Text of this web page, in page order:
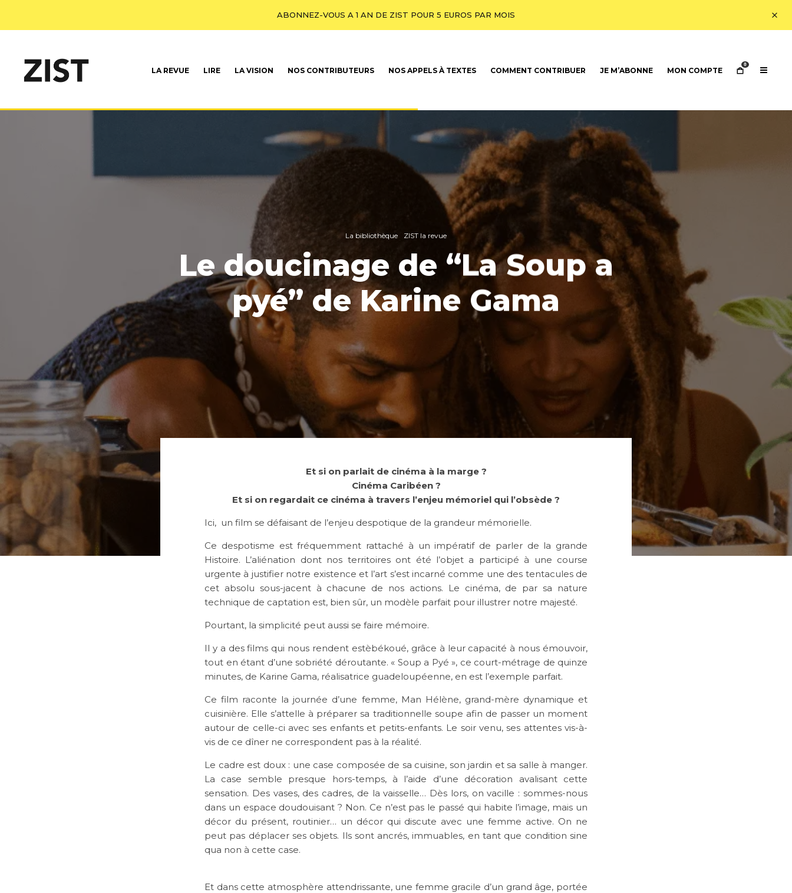
ABONNEZ-VOUS A 1 AN DE ZIST POUR 5 EUROS PAR MOIS
LA REVUE LIRE LA VISION NOS CONTRIBUTEURS NOS APPELS À TEXTES COMMENT CONTRIBUER JE M’ABONNE MON COMPTE
0
La bibliothèque ZIST la revue
Le doucinage de “La Soup a
pyé” de Karine Gama
Et si on parlait de cinéma à la marge ?
Cinéma Caribéen ?
Et si on regardait ce cinéma à travers l’enjeu mémoriel qui l’obsède ?
Ici, un film se défaisant de l’enjeu despotique de la grandeur mémorielle.
Ce despotisme est fréquemment rattaché à un impératif de parler de la grande
Histoire. L’aliénation dont nos territoires ont été l’objet a participé à une course
urgente à justifier notre existence et l’art s’est incarné comme une des tentacules de
cet absolu sous-jacent à chacune de nos actions. Le cinéma, de par sa nature
technique de captation est, bien sûr, un modèle parfait pour illustrer notre majesté.
Pourtant, la simplicité peut aussi se faire mémoire.
Il y a des films qui nous rendent estèbékoué, grâce à leur capacité à nous émouvoir,
tout en étant d’une sobriété déroutante. « Soup a Pyé », ce court-métrage de quinze
minutes, de Karine Gama, réalisatrice guadeloupéenne, en est l’exemple parfait.
Ce film raconte la journée d’une femme, Man Hélène, grand-mère dynamique et
cuisinière. Elle s’attelle à préparer sa traditionnelle soupe afin de passer un moment
autour de celle-ci avec ses enfants et petits-enfants. Le soir venu, ses attentes vis-à-
vis de ce dîner ne correspondent pas à la réalité.
Le cadre est doux : une case composée de sa cuisine, son jardin et sa salle à manger.
La case semble presque hors-temps, à l’aide d’une décoration avalisant cette
sensation. Des vases, des cadres, de la vaisselle… Dès lors, on vacille : sommes-nous
dans un espace doudouisant ? Non. Ce n’est pas le passé qui habite l’image, mais un
décor du présent, routinier… un décor qui discute avec une femme active. On ne
peut pas déplacer ses objets. Ils sont ancrés, immuables, en tant que condition sine
qua non à cette case.
Et dans cette atmosphère attendrissante, une femme gracile d’un grand âge, portée